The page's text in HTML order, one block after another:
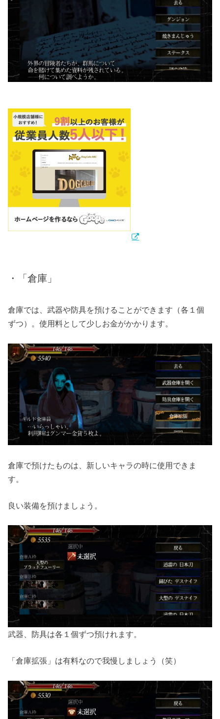
・「倉庫」
倉庫では、武器や防具を預けることができます（各１個
ずつ）。使用料として少しお金がかかります。
倉庫で預けたものは、新しいキャラの時に使用できま
す。
良い装備を預けましょう。
武器、防具は各１個ずつ預けれます。
「倉庫拡張」は有料なので我慢しましょう（笑）